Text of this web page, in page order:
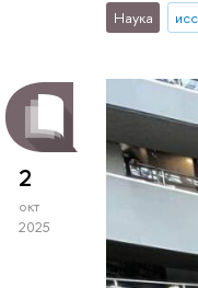
Наука
2
окт
2025